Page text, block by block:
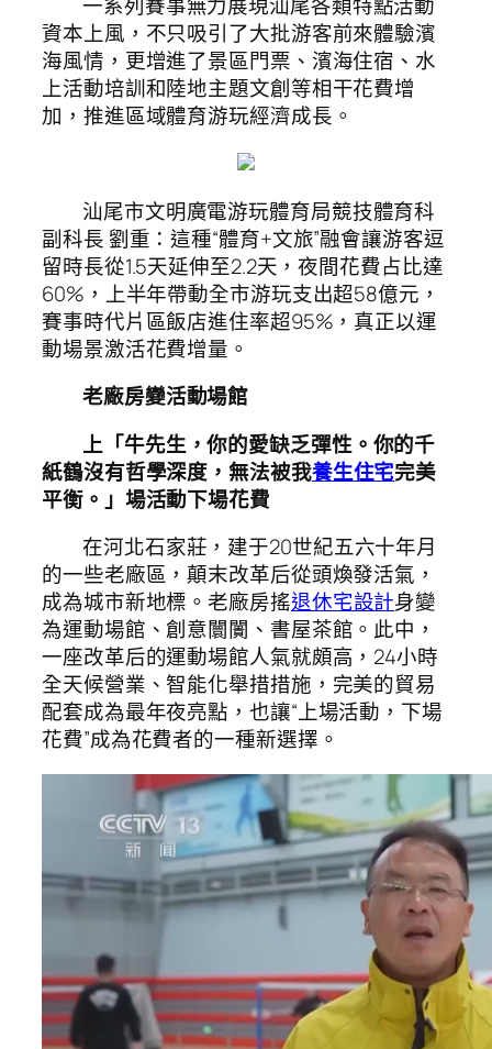
資本上風，不只吸引了大批游客前來體驗濱
海風情，更增進了景區門票、濱海住宿、水
上活動培訓和陸地主題文創等相干花費增
加，推進區域體育游玩經濟成長。
汕尾市文明廣電游玩體育局競技體育科
副科長 劉重：這種“體育+文旅”融會讓游客逗
留時長從1.5天延伸至2.2天，夜間花費占比達
60%，上半年帶動全市游玩支出超58億元，
賽事時代片區飯店進住率超95%，真正以運
動場景激活花費增量。
老廠房變活動場館
上「牛先生，你的愛缺乏彈性。你的千
紙鶴沒有哲學深度，無法被我養生住宅完美
平衡。」場活動下場花費
在河北石家莊，建于20世紀五六十年月
的一些老廠區，顛末改革后從頭煥發活氣，
成為城市新地標。老廠房搖退休宅設計身變
為運動場館、創意闤闠、書屋茶館。此中，
一座改革后的運動場館人氣就頗高，24小時
全天候營業、智能化舉措措施，完美的貿易
配套成為最年夜亮點，也讓“上場活動，下場
花費”成為花費者的一種新選擇。